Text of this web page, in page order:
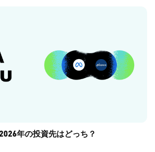
年の投資先はどっち？